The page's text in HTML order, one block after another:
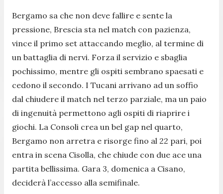
Bergamo sa che non deve fallire e sente la
pressione, Brescia sta nel match con pazienza,
vince il primo set attaccando meglio, al termine di
un battaglia di nervi. Forza il servizio e sbaglia
pochissimo, mentre gli ospiti sembrano spaesati e
cedono il secondo. I Tucani arrivano ad un soffio
dal chiudere il match nel terzo parziale, ma un paio
di ingenuità permettono agli ospiti di riaprire i
giochi. La Consoli crea un bel gap nel quarto,
Bergamo non arretra e risorge fino al 22 pari, poi
entra in scena Cisolla, che chiude con due ace una
partita bellissima. Gara 3, domenica a Cisano,
deciderà l’accesso alla semifinale.